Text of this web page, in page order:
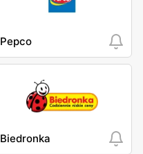
Pepco
Biedronka